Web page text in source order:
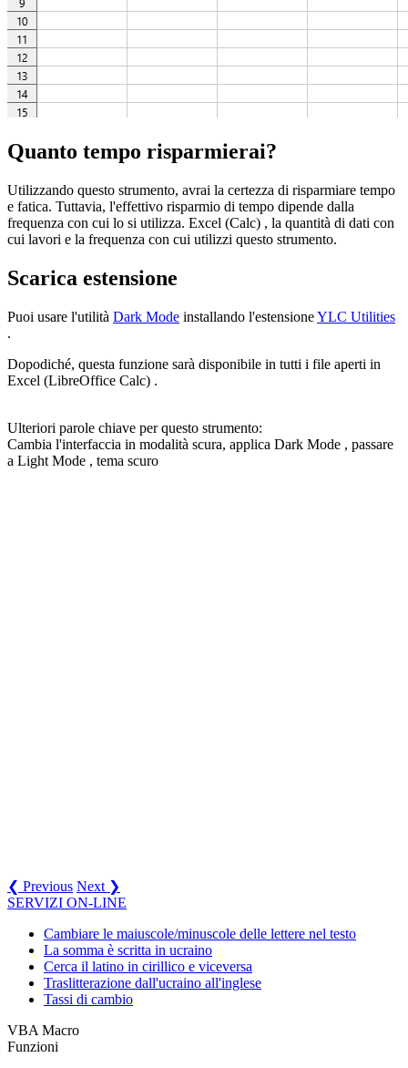
Quanto tempo risparmierai?
Utilizzando questo strumento, avrai la certezza di risparmiare tempo
e fatica. Tuttavia, l'effettivo risparmio di tempo dipende dalla
frequenza con cui lo si utilizza. Excel (Calc) , la quantità di dati con
cui lavori e la frequenza con cui utilizzi questo strumento.
Scarica estensione
Puoi usare l'utilità Dark Mode installando l'estensioneYLC Utilities
.
Dopodiché, questa funzione sarà disponibile in tutti i file aperti in
Excel (LibreOffice Calc) .
Ulteriori parole chiave per questo strumento:
Cambia l'interfaccia in modalità scura, applica Dark Mode , passare
a Light Mode , tema scuro
❮ Previous Next ❯
SERVIZI ON-LINE
Cambiare le maiuscole/minuscole delle lettere nel testo
La somma è scritta in ucraino
Cerca il latino in cirillico e viceversa
Traslitterazione dall'ucraino all'inglese
Tassi di cambio
VBA Macro
Funzioni